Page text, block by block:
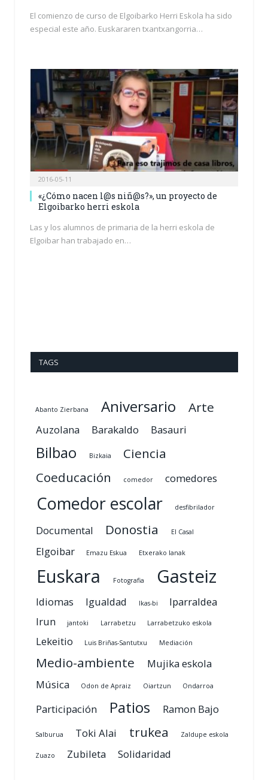
El comienzo de curso de Elgoibarko Herri Eskola ha sido
especial este año. Euskararen txantxangorria…
2016-05-11
«¿Cómo nacen l@s niñ@s?», un proyecto de
Elgoibarko herri eskola
Las y los alumnos de primaria de la herri eskola de
Elgoibar han trabajado en…
TAGS
Abanto Zierbana Aniversario Arte
Auzolana Barakaldo Basauri
Bilbao Bizkaia
Ciencia
Coeducación
comedor comedores
Comedor escolar desfibrilador
Documental Donostia El Casal
Elgoibar Emazu Eskua Etxerako lanak
Euskara Fotografia Gasteiz
Idiomas Igualdad Ikas-bi
Iparraldea
Irun
jantoki Larrabetzu Larrabetzuko eskola
Lekeitio Luis Briñas-Santutxu Mediación
Medio-ambiente
Mujika eskola
Música
Odon de Apraiz Oiartzun Ondarroa
Participación Patios Ramon Bajo
Salburua Toki Alai trukea Zaldupe eskola
Zuazo Zubileta Solidaridad